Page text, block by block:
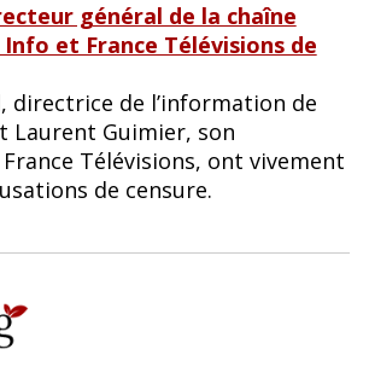
général de la chaîne
Info et France Télévisions de
directrice de l’information de
Laurent Guimier, son
Télévisions, ont vivement
de censure.